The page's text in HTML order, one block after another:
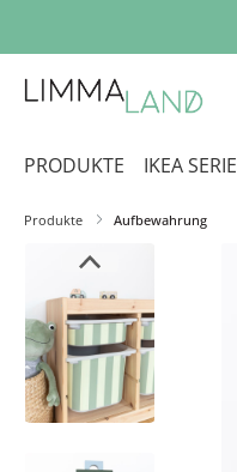
PRODUKTE IKEA SERIE
Produkte Aufbewahrung